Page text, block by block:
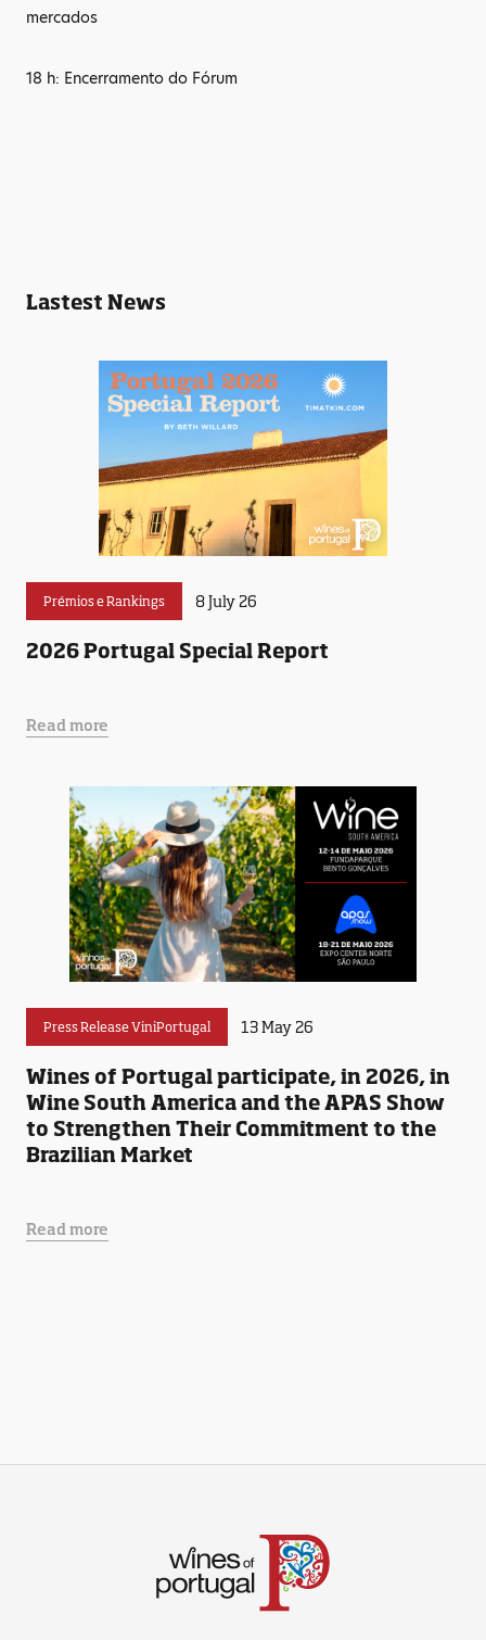
mercados
18 h: Encerramento do Fórum
Lastest News
Prémios e Rankings 8 July 26
2026 Portugal Special Report
Read more
Press Release ViniPortugal 13 May 26
Wines of Portugal participate, in 2026, in
Wine South America and the APAS Show
to Strengthen Their Commitment to the
Brazilian Market
Read more